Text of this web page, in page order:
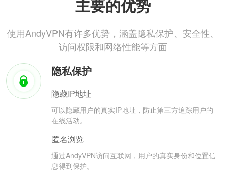
主要的优势
使用AndyVPN有许多优势，涵盖隐私保护、安全性、
访问权限和网络性能等方面
隐私保护
隐藏IP地址
可以隐藏用户的真实IP地址，防止第三方追踪用户的
在线活动。
匿名浏览
通过AndyVPN访问互联网，用户的真实身份和位置信
息得到保护。